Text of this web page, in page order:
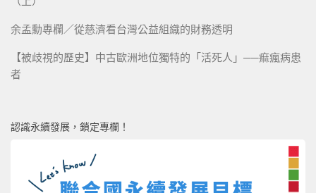
余孟勳專欄／從慈濟看台灣公益組織的財務透明
【被歧視的歷史】中古歐洲地位獨特的「活死人」──痲瘋病患
者
認識永續發展，鎖定專欄！